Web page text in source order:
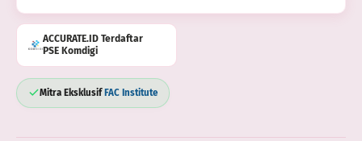
ACCURATE.ID Terdaftar
PSE Komdigi
Mitra Eksklusif FAC Institute